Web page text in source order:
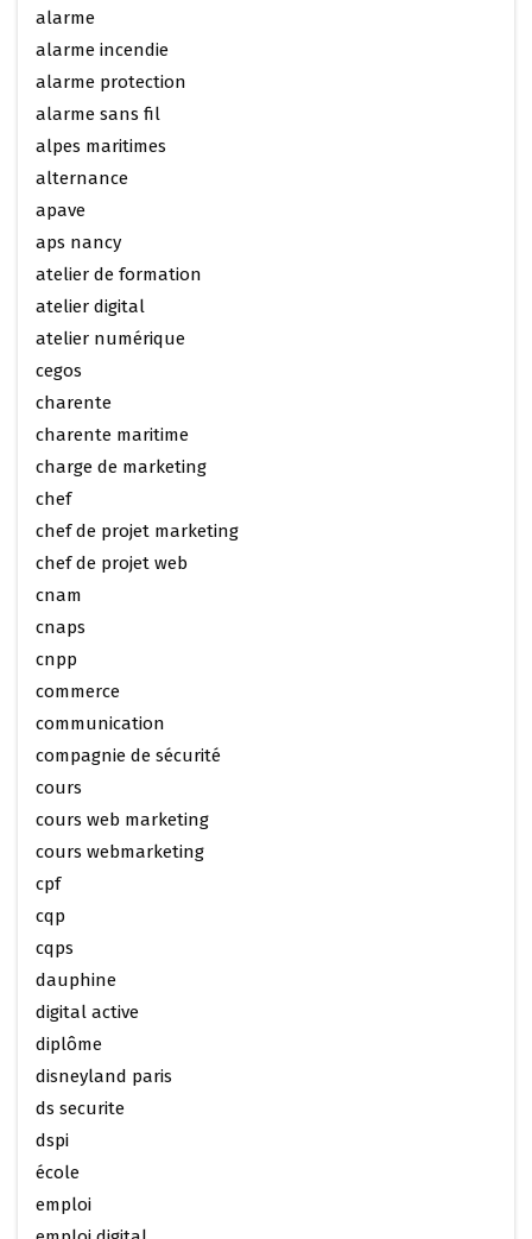
alarme
alarme incendie
alarme protection
alarme sans fil
alpes maritimes
alternance
apave
aps nancy
atelier de formation
atelier digital
atelier numérique
cegos
charente
charente maritime
charge de marketing
chef
chef de projet marketing
chef de projet web
cnam
cnaps
cnpp
commerce
communication
compagnie de sécurité
cours
cours web marketing
cours webmarketing
cpf
cqp
cqps
dauphine
digital active
diplôme
disneyland paris
ds securite
dspi
école
emploi